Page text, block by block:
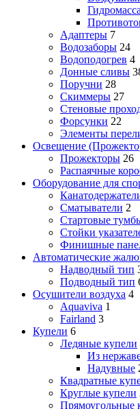
Адаптеры 7
Водозаборы 24
Водоподогрев 4
Донные сливы
Поручни 28
Скиммеры 27
Стеновые
Форсунки 22
Элементы
Освещение
Прожекторы 26
Распаячные
Оборудование для
Сматыватели 2
Стартовые
Стойки
Финишные
Автоматические
Надводный тип
Подводный тип
Осушители воздуха 4
Aquaviva 1
Fairland 3
Купели 6
Ледяные купели
Из
Надувные
Квадратные
Круглые купели
Прямоугольные